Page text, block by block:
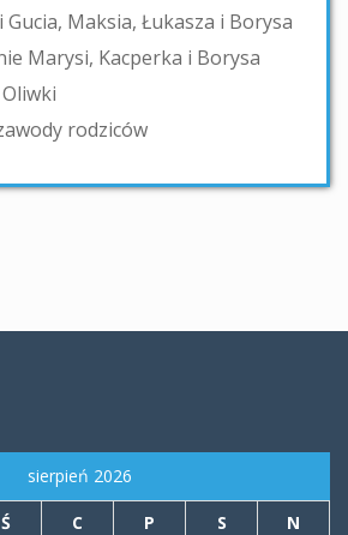
Maksia, Łukasza i Borysa
Marysi, Kacperka i Borysa
rodziców
sierpień 2026
Ś C P S
N